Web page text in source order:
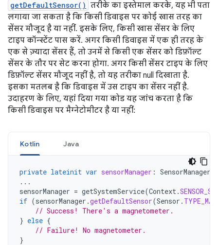
getDefaultSensor() तरीके का इस्तेमाल करके, यह भी पता
लगाया जा सकता है कि किसी डिवाइस पर कोई खास तरह का
सेंसर मौजूद है या नहीं. इसके लिए, किसी खास सेंसर के लिए
टाइप कॉन्स्टेंट पास करें. अगर किसी डिवाइस में एक ही तरह के
एक से ज़्यादा सेंसर हैं, तो उनमें से किसी एक सेंसर को डिफ़ॉल्ट
सेंसर के तौर पर सेट करना होगा. अगर किसी सेंसर टाइप के लिए
डिफ़ॉल्ट सेंसर मौजूद नहीं है, तो यह तरीका null दिखाता है.
इसका मतलब है कि डिवाइस में उस टाइप का सेंसर नहीं है.
उदाहरण के लिए, यहां दिया गया कोड यह जांच करता है कि
किसी डिवाइस पर मैग्नेटोमीटर है या नहीं:
Kotlin Java
private lateinit var sensorManager : SensorManager
...
sensorManager = getSystemService(Context.
if (sensorManager .getDefaultSensor(Sensor .
// Success! There's a magnetometer.
} else {
// Failure! No magnetometer.
}